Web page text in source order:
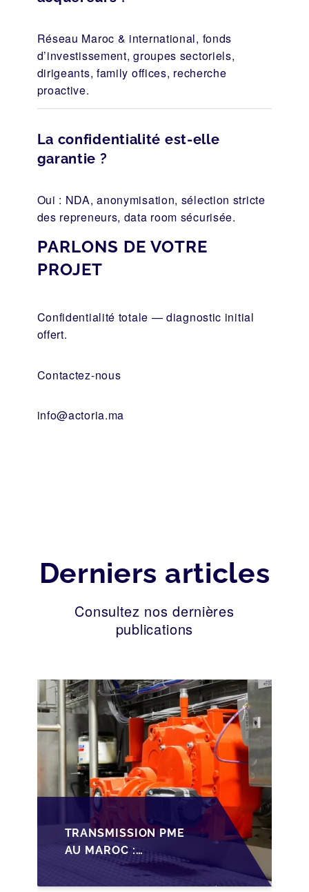
Réseau Maroc & international, fonds
d’investissement, groupes sectoriels,
dirigeants, family offices, recherche
proactive.
La confidentialité est-elle
garantie ?
Oui : NDA, anonymisation, sélection stricte
des repreneurs, data room sécurisée.
PARLONS DE VOTRE
PROJET
Confidentialité totale — diagnostic initial
offert.
Contactez-nous
info@actoria.ma
Derniers articles
Consultez nos dernières
publications
TRANSMISSION PME
AU MAROC :
PRÉPARATIONS CLÉS
POUR LES